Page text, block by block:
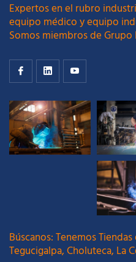
Expertos en el rubro
equipo médico y equipo
Somos miembros de Grupo
Búscanos: Tenemos
Tegucigalpa, Choluteca, La